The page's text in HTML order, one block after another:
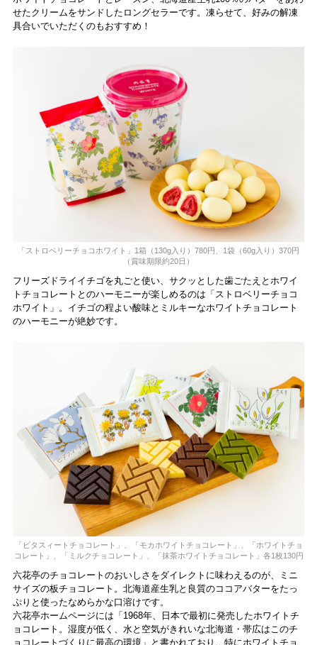
せたクリームをサンドしたロングセラーです。凍らせて、好みの解凍
具合いでいただくのもおすすめ！
「ストロベリーチョコホワイト」1箱（130g入り）780円、1袋（60g入り）370円
（賞味期限約20日）
フリーズドライイチゴを丸ごと使い、サクッとした歯ごたえとホワイ
トチョコレートとのハーモニーが楽しめるのは「ストロベリーチョコ
ホワイト」。イチゴの程よい酸味とミルキーなホワイトチョコレート
のハーモニーが絶妙です。
「ビタスィートチョコレート」、「モカホワイトチョコレート」、「ホワイトチョ
コレート」、「ミルクチョコレート」、「抹茶ホワイトチョコレート」各1枚130円
六花亭のチョコレートのおいしさをダイレクトに味わえるのが、ミニ
サイズの板チョコレート。北海道産生乳と良質のココアバターをたっ
ぷりと使ったなめらかな口溶けです。
六花亭ホームページには「1968年、日本で最初に発売したホワイトチ
ョコレート。湿度が低く、水と空気がきれいな北海道・帯広はこのチ
ョコレートづくりに最高の環境」と書かれており、特にホワイトチョ